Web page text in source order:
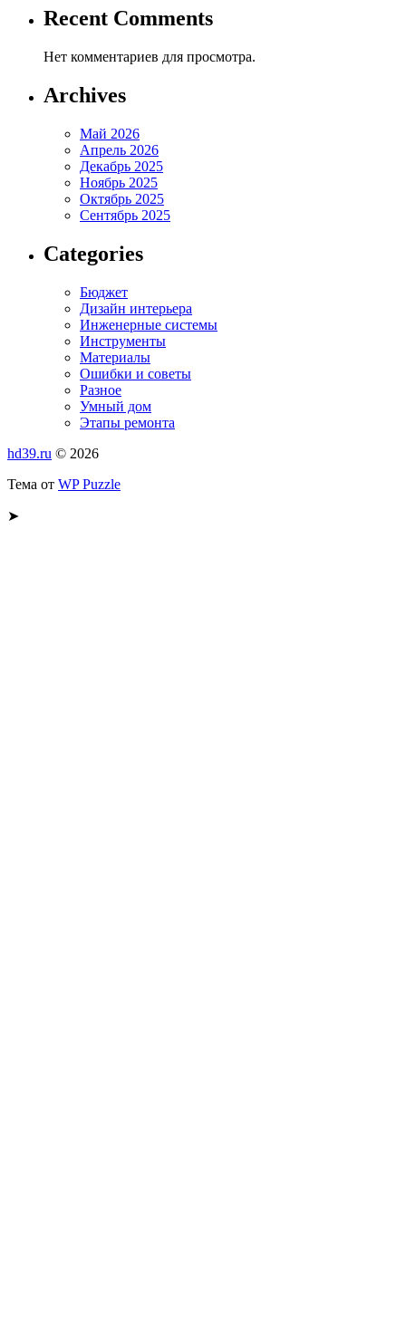
Recent Comments
Нет комментариев для просмотра.
Archives
Май 2026
Апрель 2026
Декабрь 2025
Ноябрь 2025
Октябрь 2025
Сентябрь 2025
Categories
Бюджет
Дизайн интерьера
Инженерные системы
Инструменты
Материалы
Ошибки и советы
Разное
Умный дом
Этапы ремонта
hd39.ru © 2026
Тема от WP Puzzle
➤